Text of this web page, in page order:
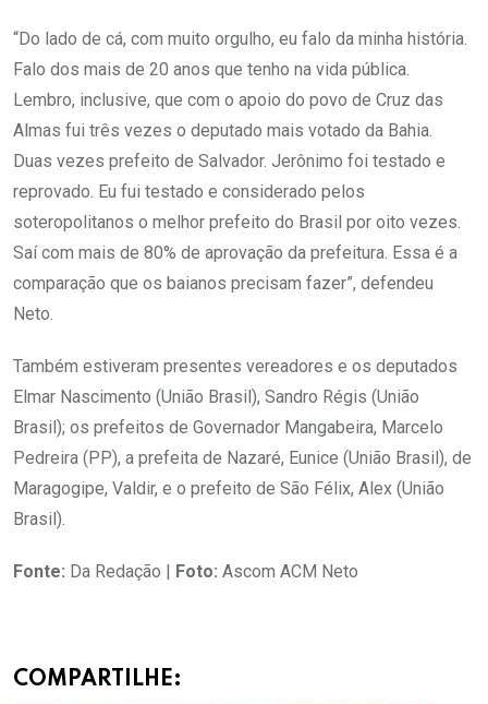
“Do lado de cá, com muito orgulho, eu falo da minha história.
Falo dos mais de 20 anos que tenho na vida pública.
Lembro, inclusive, que com o apoio do povo de Cruz das
Almas fui três vezes o deputado mais votado da Bahia.
Duas vezes prefeito de Salvador. Jerônimo foi testado e
reprovado. Eu fui testado e considerado pelos
soteropolitanos o melhor prefeito do Brasil por oito vezes.
Saí com mais de 80% de aprovação da prefeitura. Essa é a
comparação que os baianos precisam fazer”, defendeu
Neto.
Também estiveram presentes vereadores e os deputados
Elmar Nascimento (União Brasil), Sandro Régis (União
Brasil); os prefeitos de Governador Mangabeira, Marcelo
Pedreira (PP), a prefeita de Nazaré, Eunice (União Brasil), de
Maragogipe, Valdir, e o prefeito de São Félix, Alex (União
Brasil).
Fonte: Da Redação | Foto: Ascom ACM Neto
COMPARTILHE: